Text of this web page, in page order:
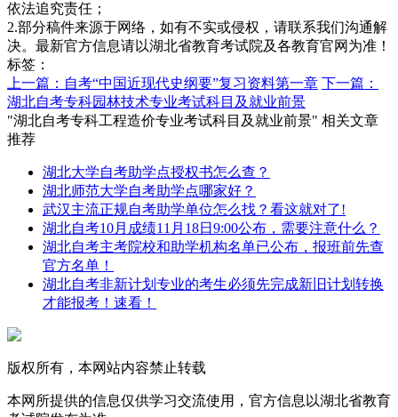
依法追究责任；
2.部分稿件来源于网络，如有不实或侵权，请联系我们沟通解
决。最新官方信息请以湖北省教育考试院及各教育官网为准！
标签：
上一篇：自考“中国近现代史纲要”复习资料第一章 下一篇：
湖北自考专科园林技术专业考试科目及就业前景
"湖北自考专科工程造价专业考试科目及就业前景" 相关文章
推荐
湖北大学自考助学点授权书怎么查？
湖北师范大学自考助学点哪家好？
武汉主流正规自考助学单位怎么找？看这就对了!
湖北自考10月成绩11月18日9:00公布，需要注意什么？
湖北自考主考院校和助学机构名单已公布，报班前先查
官方名单！
湖北自考非新计划专业的考生必须先完成新旧计划转换
才能报考！速看！
版权所有，本网站内容禁止转载
本网所提供的信息仅供学习交流使用，官方信息以湖北省教育